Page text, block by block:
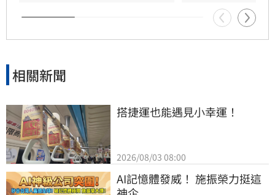
相關新聞
搭捷運也能遇見小幸運！
2026/08/03 08:00
AI記憶體發威！ 施振榮力挺這